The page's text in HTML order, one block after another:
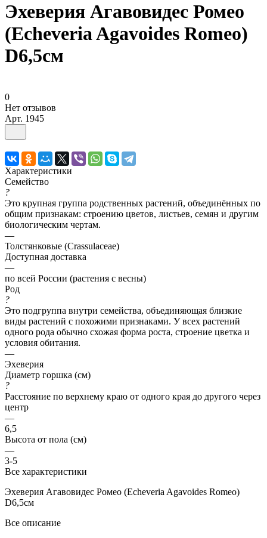
Эхеверия Агавовидес Ромео
(Echeveria Agavoides Romeo)
D6,5см
0
Нет отзывов
Арт. 1945
Характеристики
Семейство
?
Это крупная группа родственных растений, объединённых по
общим признакам: строению цветов, листьев, семян и другим
биологическим чертам.
—
Толстянковые (Crassulaceae)
Доступная доставка
—
по всей России (растения с весны)
Род
?
Это подгруппа внутри семейства, объединяющая близкие
виды растений с похожими признаками. У всех растений
одного рода обычно схожая форма роста, строение цветка и
условия обитания.
—
Эхеверия
Диаметр горшка (см)
?
Расстояние по верхнему краю от одного края до другого через
центр
—
6,5
Высота от пола (см)
—
3-5
Все характеристики
Эхеверия Агавовидес Ромео (Echeveria Agavoides Romeo)
D6,5см
Все описание